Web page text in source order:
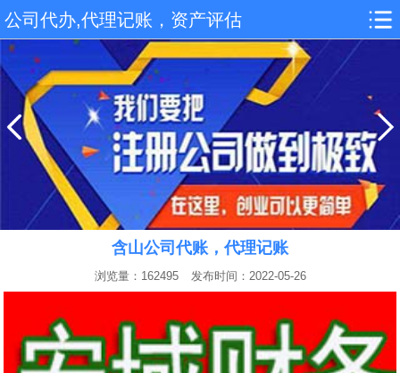
公司代办,代理记账，资产评估
含山公司代账，代理记账
浏览量：162495 发布时间：2022-05-26